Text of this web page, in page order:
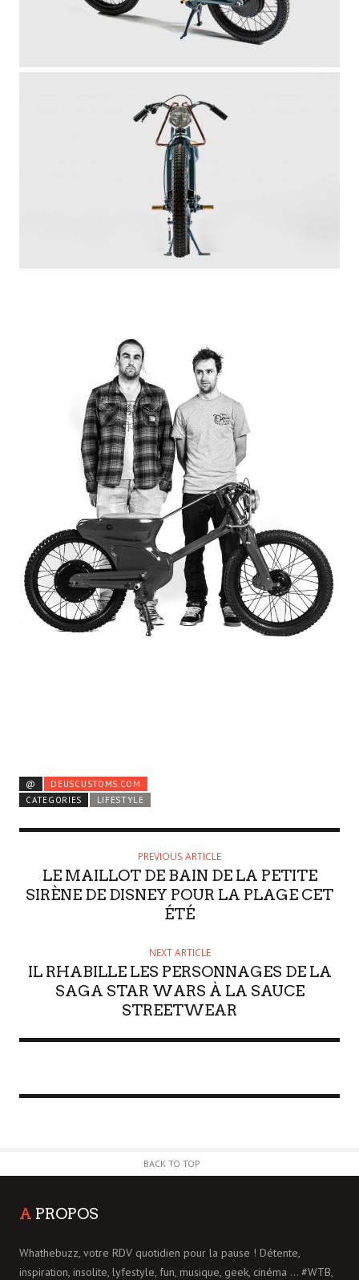
@
DEUSCUSTOMS.COM
CATEGORIES
LIFESTYLE
PREVIOUS ARTICLE
LE MAILLOT DE BAIN DE LA PETITE
SIRÈNE DE DISNEY POUR LA PLAGE CET
ÉTÉ
NEXT ARTICLE
IL RHABILLE LES PERSONNAGES DE LA
SAGA STAR WARS À LA SAUCE
STREETWEAR
BACK TO TOP
A PROPOS
Whathebuzz, votre RDV quotidien pour la pause ! Détente,
inspiration, insolite, lyfestyle, fun, musique, geek, cinéma ... #WTB,